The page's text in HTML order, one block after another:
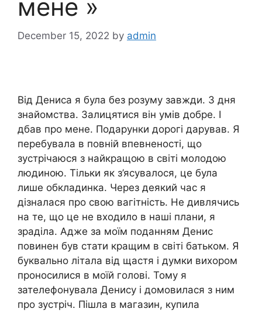
мене »
December 15, 2022 by admin
Від Дениса я була без розуму завжди. З дня
знайомства. Залицятися він умів добре. І
дбав про мене. Подарунки дорогі дарував. Я
перебувала в повній впевненості, що
зустрічаюся з найкращою в світі молодою
людиною. Тільки як з’ясувалося, це була
лише обкладинка. Через деякий час я
дізналася про свою вагітність. Не дивлячись
на те, що це не входило в наші плани, я
зраділа. Адже за моїм поданням Денис
повинен був стати кращим в світі батьком. Я
буквально літала від щастя і думки вихором
проносилися в моїй голові. Тому я
зателефонувала Денису і домовилася з ним
про зустріч. Пішла в магазин, купила